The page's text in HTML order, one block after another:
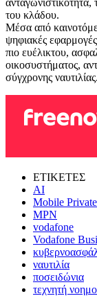
του κλάδου.
Μέσα από
ψηφιακές
πιο ευέλικτου,
οικοσυστήματος,
σύγχρονης ναυτιλίας.
ΕΤΙΚΕΤΕΣ
AI
Mobile
MPN
vodafone
Vodafone
ναυτιλία
ποσειδώνια
τεχνητή